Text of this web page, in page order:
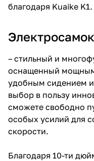
благодаря Kuaike K1.
– стильный и
оснащенный
удобным сидением
выбор в пользу
сможете свободно
особых усилий для
скорости.
Благодаря 10-ти